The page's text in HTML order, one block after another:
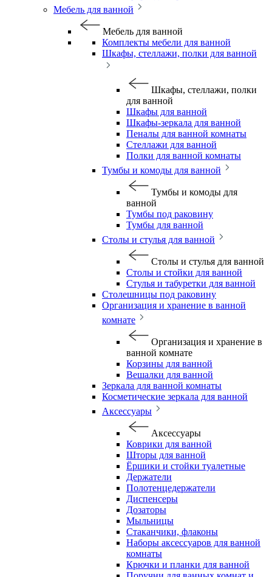
Мебель для ванной
Мебель для ванной
Комплекты мебели для ванной
Шкафы, стеллажи, полки для ванной
Шкафы, стеллажи, полки
для ванной
Шкафы для ванной
Шкафы-зеркала для ванной
Пеналы для ванной комнаты
Стеллажи для ванной
Полки для ванной комнаты
Тумбы и комоды для ванной
Тумбы и комоды для
ванной
Тумбы под раковину
Тумбы для ванной
Столы и стулья для ванной
Столы и стулья для ванной
Столы и стойки для ванной
Стулья и табуретки для ванной
Столешницы под раковину
Организация и хранение в ванной
комнате
Организация и хранение в
ванной комнате
Корзины для ванной
Вешалки для ванной
Зеркала для ванной комнаты
Косметические зеркала для ванной
Аксессуары
Аксессуары
Коврики для ванной
Шторы для ванной
Ёршики и стойки туалетные
Держатели
Полотенцедержатели
Диспенсеры
Дозаторы
Мыльницы
Стаканчики, флаконы
Наборы аксессуаров для ванной
комнаты
Крючки и планки для ванной